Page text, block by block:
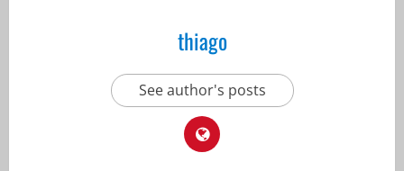
thiago
See author's posts